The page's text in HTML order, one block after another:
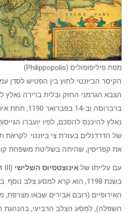
מפת פיליפופוליס (Philippopolis)
הקיסר הביזנטי לחוץ בין הפטיש לסדן
הצבא הגרמני החזק ובלית ברירה נאלץ
ברברוסה וב-14
נאלץ להיכנס להסכם, לפיו יועברו
של הדרדנלים בעזרת צי ביזנטי. לקראת
את קפריסין, שהיתה בשליטת משפחת
עם עלייתו של אינוצטסיוס השלישי
האירופיים (רובם אבירים שבאו מצרפת,
השפלה), למסע הצלב הרביעי, בהנהגת